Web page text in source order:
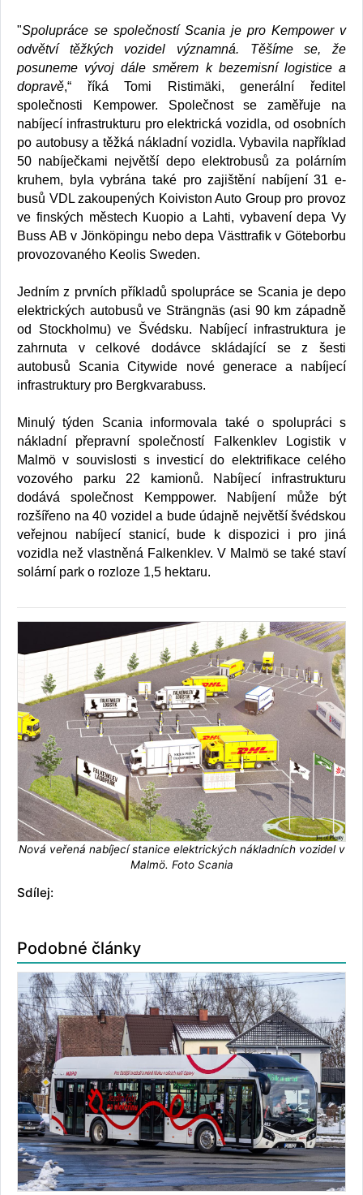
"Spolupráce se společností Scania je pro Kempower v
odvětví těžkých vozidel významná. Těšíme se, že
posuneme vývoj dále směrem k bezemisní logistice a
dopravě,“ říká Tomi Ristimäki, generální ředitel
společnosti Kempower. Společnost se zaměřuje na
nabíjecí infrastrukturu pro elektrická vozidla, od osobních
po autobusy a těžká nákladní vozidla. Vybavila například
50 nabíječkami největší depo elektrobusů za polárním
kruhem, byla vybrána také pro zajištění nabíjení 31 e-
busů VDL zakoupených Koiviston Auto Group pro provoz
ve finských městech Kuopio a Lahti, vybavení depa Vy
Buss AB v Jönköpingu nebo depa Västtrafik v Göteborbu
provozovaného Keolis Sweden.
Jedním z prvních příkladů spolupráce se Scania je depo
elektrických autobusů ve Strängnäs (asi 90 km západně
od Stockholmu) ve Švédsku. Nabíjecí infrastruktura je
zahrnuta v celkové dodávce skládající se z šesti
autobusů Scania Citywide nové generace a nabíjecí
infrastruktury pro Bergkvarabuss.
Minulý týden Scania informovala také o spolupráci s
nákladní přepravní společností Falkenklev Logistik v
Malmö v souvislosti s investicí do elektrifikace celého
vozového parku 22 kamionů. Nabíjecí infrastrukturu
dodává společnost Kemppower. Nabíjení může být
rozšířeno na 40 vozidel a bude údajně největší švédskou
veřejnou nabíjecí stanicí, bude k dispozici i pro jiná
vozidla než vlastněná Falkenklev. V Malmö se také staví
solární park o rozloze 1,5 hektaru.
Nová veřená nabíjecí stanice elektrických nákladních vozidel v
Malmö. Foto Scania
Sdílej:
Podobné články